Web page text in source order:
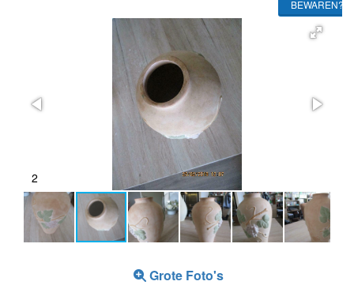
BEWAREN?
2
Grote Foto's